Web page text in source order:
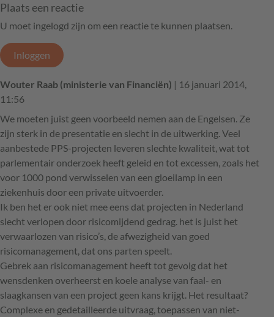
Plaats een reactie
U moet ingelogd zijn om een reactie te kunnen plaatsen.
Inloggen
Wouter Raab (ministerie van Financiën) | 16 januari 2014,
11:56
We moeten juist geen voorbeeld nemen aan de Engelsen. Ze
zijn sterk in de presentatie en slecht in de uitwerking. Veel
aanbestede PPS-projecten leveren slechte kwaliteit, wat tot
parlementair onderzoek heeft geleid en tot excessen, zoals het
voor 1000 pond verwisselen van een gloeilamp in een
ziekenhuis door een private uitvoerder.
Ik ben het er ook niet mee eens dat projecten in Nederland
slecht verlopen door risicomijdend gedrag. het is juist het
verwaarlozen van risico’s, de afwezigheid van goed
risicomanagement, dat ons parten speelt.
Gebrek aan risicomanagement heeft tot gevolg dat het
wensdenken overheerst en koele analyse van faal- en
slaagkansen van een project geen kans krijgt. Het resultaat?
Complexe en gedetailleerde uitvraag, toepassen van niet-